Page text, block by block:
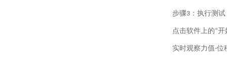
步骤3：执行测试
点击软件上的“开
实时观察力值-位